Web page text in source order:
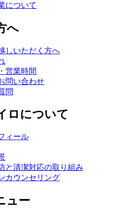
について
へ
しいただく方へ
営業時間
問い合わせ
問
ロについて
ィール
と清潔対応の取り組み
カウンセリング
ュー